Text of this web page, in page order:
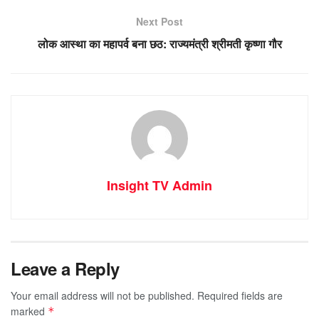
Next Post
लोक आस्था का महापर्व बना छठ: राज्यमंत्री श्रीमती कृष्णा गौर
Insight TV Admin
Leave a Reply
Your email address will not be published. Required fields are
marked *